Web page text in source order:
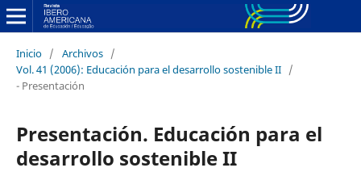
Inicio / Archivos /
Vol. 41 (2006): Educación para el desarrollo sostenible II /
- Presentación
Presentación. Educación para el
desarrollo sostenible II